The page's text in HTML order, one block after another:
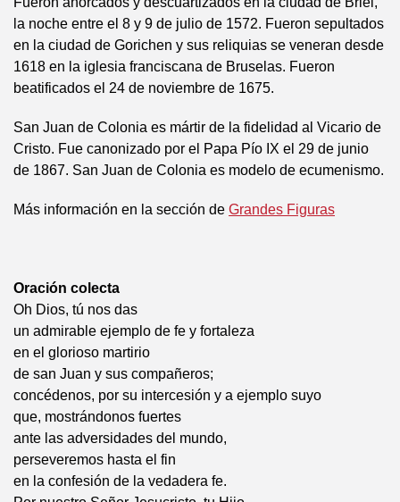
la noche entre el 8 y 9 de julio de 1572. Fueron sepultados
en la ciudad de Gorichen y sus reliquias se veneran desde
1618 en la iglesia franciscana de Bruselas. Fueron
beatificados el 24 de noviembre de 1675.
San Juan de Colonia es mártir de la fidelidad al Vicario de
Cristo. Fue canonizado por el Papa Pío IX el 29 de junio
de 1867. San Juan de Colonia es modelo de ecumenismo.
Más información en la sección de Grandes Figuras
Oración colecta
Oh Dios, tú nos das
un admirable ejemplo de fe y fortaleza
en el glorioso martirio
de san Juan y sus compañeros;
concédenos, por su intercesión y a ejemplo suyo
que, mostrándonos fuertes
ante las adversidades del mundo,
perseveremos hasta el fin
en la confesión de la vedadera fe.